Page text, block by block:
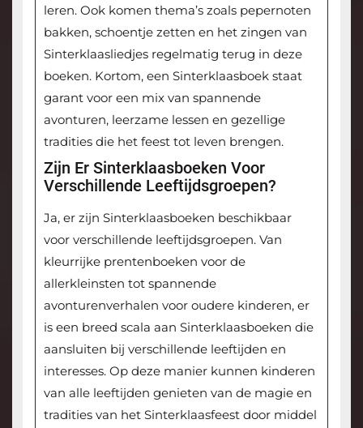
leren. Ook komen thema’s zoals pepernoten
bakken, schoentje zetten en het zingen van
Sinterklaasliedjes regelmatig terug in deze
boeken. Kortom, een Sinterklaasboek staat
garant voor een mix van spannende
avonturen, leerzame lessen en gezellige
tradities die het feest tot leven brengen.
Zijn Er Sinterklaasboeken Voor
Verschillende Leeftijdsgroepen?
Ja, er zijn Sinterklaasboeken beschikbaar
voor verschillende leeftijdsgroepen. Van
kleurrijke prentenboeken voor de
allerkleinsten tot spannende
avonturenverhalen voor oudere kinderen, er
is een breed scala aan Sinterklaasboeken die
aansluiten bij verschillende leeftijden en
interesses. Op deze manier kunnen kinderen
van alle leeftijden genieten van de magie en
tradities van het Sinterklaasfeest door middel